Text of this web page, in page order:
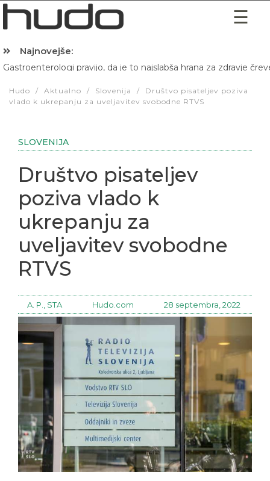
Najnovejše:
Gastroenterologi pravijo, da je to najslabša hrana za zdravje
Hudo / Aktualno / Slovenija /
Društvo pisateljev poziva
vlado k ukrepanju za uveljavitev svobodne RTVS
SLOVENIJA
Društvo pisateljev
poziva vlado k
ukrepanju za
uveljavitev svobodne
RTVS
A. P., STA Hudo.com 28 septembra, 2022